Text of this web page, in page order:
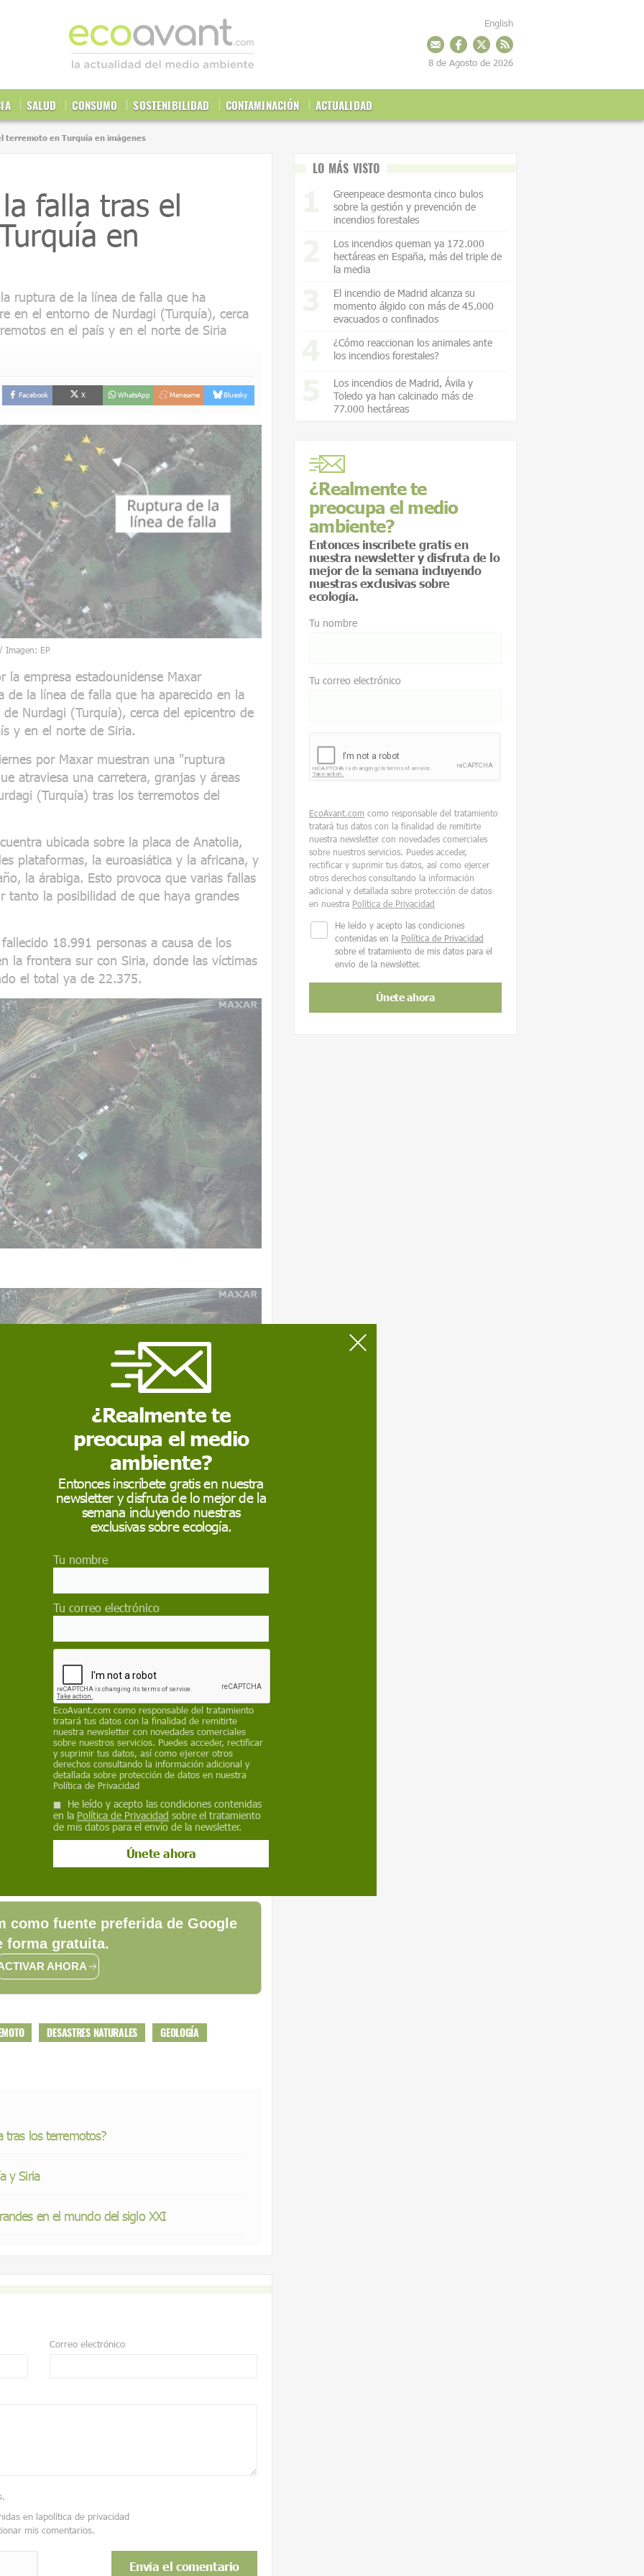
SALUD CONSUMO SOSTENIBILIDAD CONTAMINACIÓN ACTUALIDAD
English
8 de Agosto de 2026
terremoto en Turquía en imágenes
falla tras el
en
ruptura de la línea de falla que ha
en el entorno de Nurdagi (Turquía), cerca
en el país y en el norte de Siria
Facebook X WhatsApp Meneame Bluesky
Imagen: EP
la empresa estadounidense Maxar
de la línea de falla que ha aparecido en la
Nurdagi (Turquía), cerca del epicentro de
y en el norte de Siria.
por Maxar muestran una "ruptura
atraviesa una carretera, granjas y áreas
(Turquía) tras los terremotos del
ubicada sobre la placa de Anatolia,
plataformas, la euroasiática y la africana, y
la árabiga. Esto provoca que varias fallas
tanto la posibilidad de que haya grandes
18.991 personas a causa de los
la frontera sur con Siria, donde las víctimas
el total ya de 22.375.
(Turquía) el 7 de febrero de 2023. La
una línea que muestra el recorrido de la falla
de Nurdagi (Turquía) el 6 de
Technologies
como fuente preferida de Google
forma gratuita.
AHORA
DESASTRES NATURALES
GEOLOGÍA
tras los terremotos?
y Siria
en el mundo del siglo XXI
Correo electrónico
.
en lapolítica de privacidad
mis comentarios.
LO MÁS VISTO
Greenpeace desmonta cinco bulos
sobre la gestión y prevención de
incendios forestales
Los incendios queman ya 172.000
hectáreas en España, más del triple de
la media
El incendio de Madrid alcanza su
momento álgido con más de 45.000
evacuados o confinados
¿Cómo reaccionan los animales ante
los incendios forestales?
Los incendios de Madrid, Ávila y
Toledo ya han calcinado más de
77.000 hectáreas
¿Realmente te
preocupa el medio
ambiente?
Entonces inscríbete gratis en
nuestra newsletter y disfruta de lo
mejor de la semana incluyendo
nuestras exclusivas sobre
ecología.
Tu nombre
Tu correo electrónico
EcoAvant.com como responsable del tratamiento
tratará tus datos con la finalidad de remitirte
nuestra newsletter con novedades comerciales
sobre nuestros servicios. Puedes acceder,
rectificar y suprimir tus datos, así como ejercer
otros derechos consultando la información
adicional y detallada sobre protección de datos
en nuestra Política de Privacidad
He leído y acepto las condiciones
contenidas en la Política de Privacidad
sobre el tratamiento de mis datos para el
envío de la newsletter.
¿Realmente te
preocupa el medio
ambiente?
Entonces inscríbete gratis en nuestra
newsletter y disfruta de lo mejor de la
semana incluyendo nuestras
exclusivas sobre ecología.
Tu nombre
Tu correo electrónico
EcoAvant.com como responsable del tratamiento
tratará tus datos con la finalidad de remitirte
nuestra newsletter con novedades comerciales
sobre nuestros servicios. Puedes acceder, rectificar
y suprimir tus datos, así como ejercer otros
derechos consultando la información adicional y
detallada sobre protección de datos en nuestra
Política de Privacidad
He leído y acepto las condiciones contenidas
en la Política de Privacidad sobre el tratamiento
de mis datos para el envío de la newsletter.